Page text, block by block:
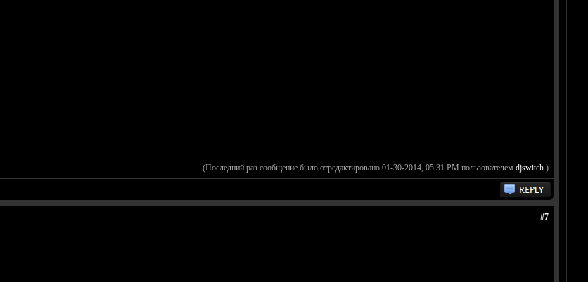
(Последний раз сообщение было отредактировано 01-30-2014, 05:31 PM пользователем djswitch.)
#7